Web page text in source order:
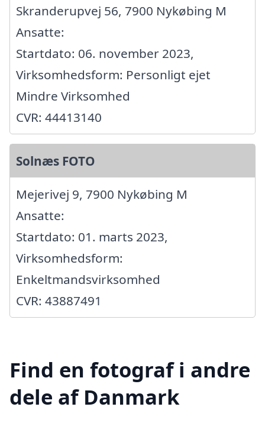
Skranderupvej 56, 7900 Nykøbing M
Ansatte:
Startdato: 06. november 2023,
Virksomhedsform: Personligt ejet
Mindre Virksomhed
CVR: 44413140
Solnæs FOTO
Mejerivej 9, 7900 Nykøbing M
Ansatte:
Startdato: 01. marts 2023,
Virksomhedsform:
Enkeltmandsvirksomhed
CVR: 43887491
Find en fotograf i andre
dele af Danmark